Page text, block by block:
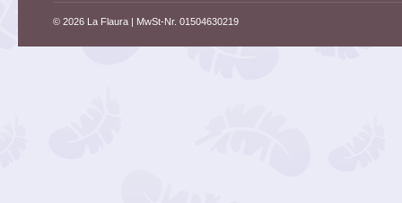
© 2026 La Flaura| MwSt-Nr. 01504630219